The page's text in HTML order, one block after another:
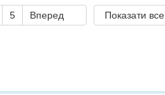
5 Вперед Показати все